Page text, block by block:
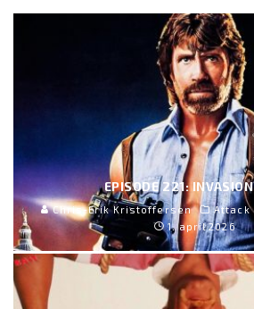
EPISODE 221:
Chris-Erik Kristoffersen
Attack
1. april 2026